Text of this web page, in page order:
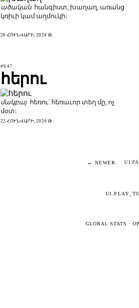
ածական հանգիստ, խաղաղ, առանց
կռիւի կամ աղմուկի։
26 ՀՈՒՆՎԱՐԻ, 2024 Թ.
#947
հերու
մակբայ հեռու՝ հեռաւոր տեղ մը, ոչ
մօտ։
22 ՀՈՒՆՎԱՐԻ, 2024 Թ.
← NEWER
GLOBAL STATS ·